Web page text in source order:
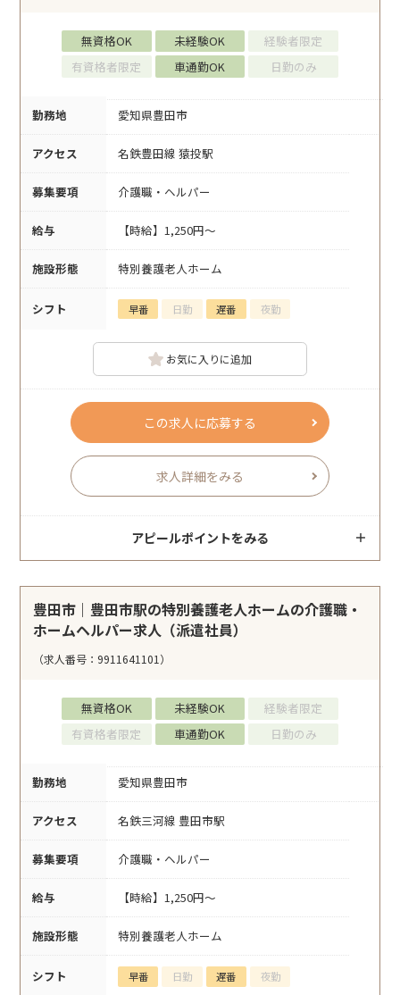
無資格OK 未経験OK
経験者限定
有資格者限定
車通勤OK 日勤のみ
勤務地 愛知県豊田市
アクセス 名鉄豊田線 猿投駅
募集要項 介護職・ヘルパー
給与 【時給】1,250円～
施設形態 特別養護老人ホーム
シフト 早番 日勤 遅番 夜勤
お気に入りに追加
この求人に応募する
求人詳細をみる
アピールポイントをみる
豊田市｜豊田市駅の特別養護老人ホームの介護職・
ホームヘルパー求人（派遣社員）
（求人番号：9911641101）
無資格OK 未経験OK
経験者限定
有資格者限定
車通勤OK 日勤のみ
勤務地 愛知県豊田市
アクセス 名鉄三河線 豊田市駅
募集要項 介護職・ヘルパー
給与 【時給】1,250円～
施設形態 特別養護老人ホーム
シフト 早番 日勤 遅番 夜勤